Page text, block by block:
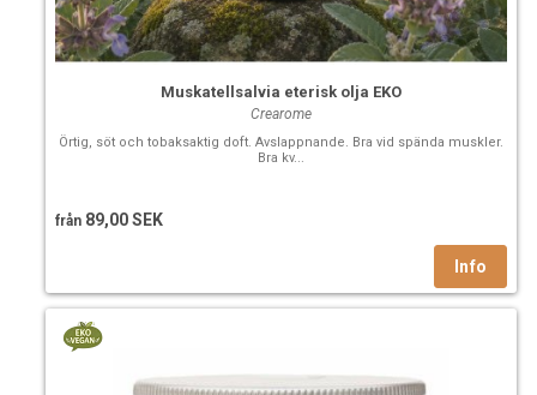
Muskatellsalvia eterisk olja EKO
Crearome
Örtig, söt och tobaksaktig doft. Avslappnande. Bra vid spända muskler.
Bra kv...
från 89,00 SEK